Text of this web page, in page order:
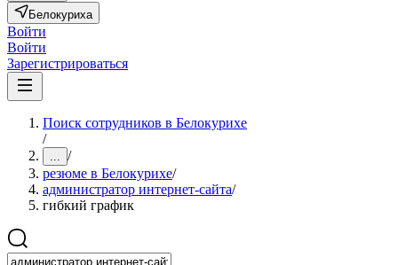
Белокуриха
Войти
Войти
Зарегистрироваться
Поиск сотрудников в Белокурихе
/
... /
резюме в Белокурихе/
администратор интернет-сайта/
гибкий график